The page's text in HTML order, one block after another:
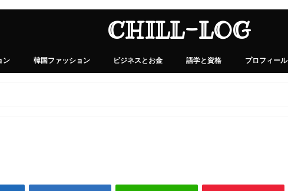
CHILL-LOG
ン 韓国ファッション ビジネスとお金 語学と資格 プロフィール